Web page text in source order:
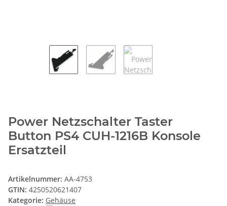
Power Netzschalter Taster
Button PS4 CUH-1216B Konsole
Ersatzteil
Artikelnummer: AA-4753
GTIN: 4250520621407
Kategorie: Gehäuse